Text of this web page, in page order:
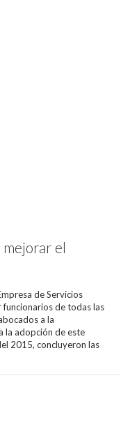
mejorar el
de Servicios
funcionarios de todas las
a la
la adopción de este
2015, concluyeron las